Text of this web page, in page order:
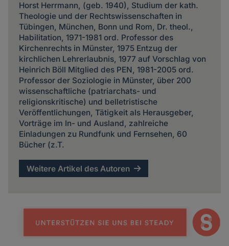
Horst Herrmann, (geb. 1940), Studium der kath.
Theologie und der Rechtswissenschaften in
Tübingen, München, Bonn und Rom, Dr. theol.,
Habilitation, 1971-1981 ord. Professor des
Kirchenrechts in Münster, 1975 Entzug der
kirchlichen Lehrerlaubnis, 1977 auf Vorschlag von
Heinrich Böll Mitglied des PEN, 1981-2005 ord.
Professor der Soziologie in Münster, über 200
wissenschaftliche (patriarchats- und
religionskritische) und belletristische
Veröffentlichungen, Tätigkeit als Herausgeber,
Vorträge im In- und Ausland, zahlreiche
Einladungen zu Rundfunk und Fernsehen, 60
Bücher (z.T.
Weitere Artikel des Autoren